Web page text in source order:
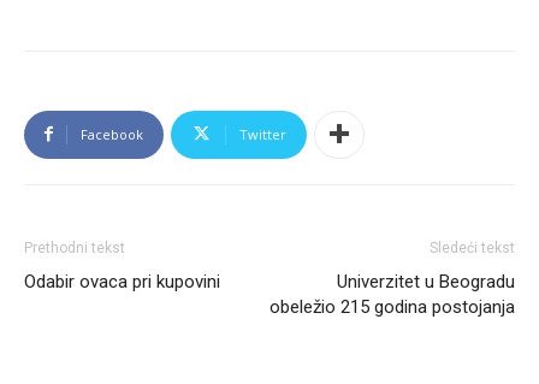
Facebook Twitter
Prethodni tekst
Odabir ovaca pri kupovini
Sledeći tekst
Univerzitet u Beogradu
obeležio 215 godina postojanja